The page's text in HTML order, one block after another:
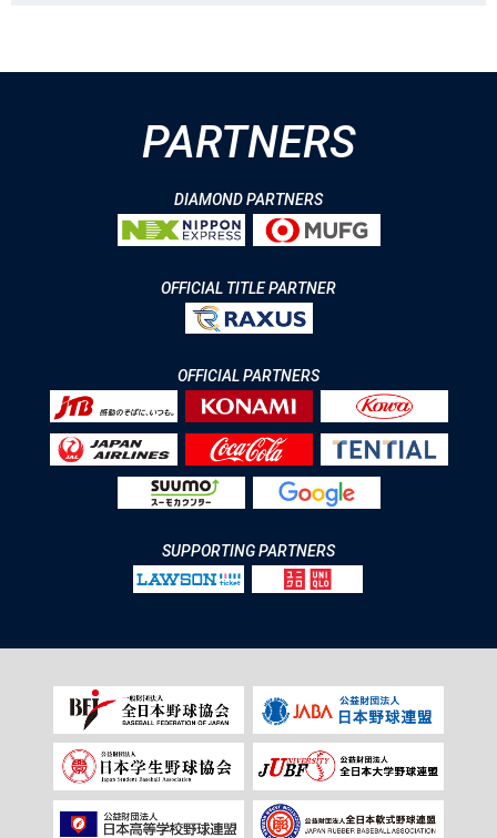
PARTNERS
DIAMOND PARTNERS
OFFICIAL TITLE PARTNER
OFFICIAL PARTNERS
SUPPORTING PARTNERS